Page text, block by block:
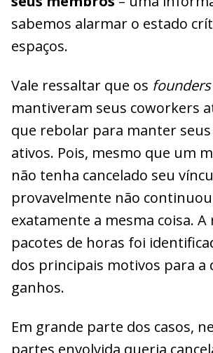
sabemos alarmar o estado
espaços.
Vale ressaltar que os founders
mantiveram seus coworkers
que rebolar para manter
ativos. Pois, mesmo que um
não tenha cancelado seu
provavelmente não
exatamente a mesma coisa. A
pacotes de horas foi
dos principais motivos para a
ganhos.
Em grande parte dos casos,
partes envolvida queria